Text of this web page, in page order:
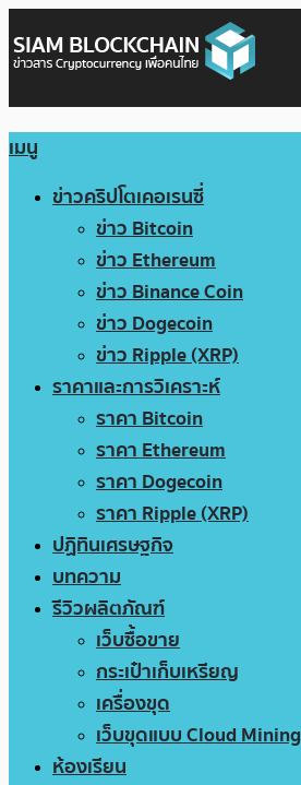
เมนู
ข่าวคริปโตเคอเรนซี่
ข่าว Bitcoin
ข่าว Ethereum
ข่าว Binance Coin
ข่าว Dogecoin
ข่าว Ripple (XRP)
ราคาและการวิเคราะห์
ราคา Bitcoin
ราคา Ethereum
ราคา Dogecoin
ราคา Ripple (XRP)
ปฏิทินเศรษฐกิจ
บทความ
รีวิวผลิตภัณฑ์
เว็บซื้อขาย
กระเป๋าเก็บเหรียญ
เครื่องขุด
เว็บขุดแบบ Cloud Mining
ห้องเรียน